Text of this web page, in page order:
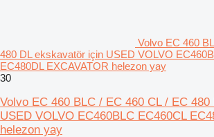
Volvo EC 460
480 DL ekskavatör için USED VOLVO
EC480DL EXCAVATOR helezon yay
30
Volvo EC 460 BLC / EC 460 CL / EC
USED VOLVO EC460BLC EC460CL
helezon yay